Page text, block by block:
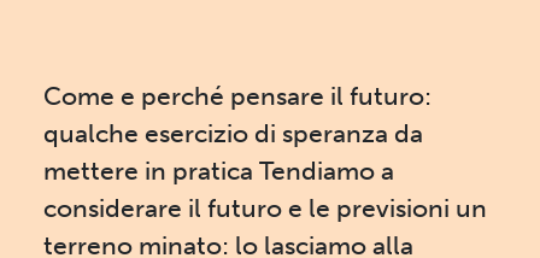
Come e perché pensare il futuro:
qualche esercizio di speranza da
mettere in pratica Tendiamo a
considerare il futuro e le previsioni un
terreno minato: lo lasciamo alla